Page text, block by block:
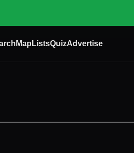
Map ListsQuizAdvertise